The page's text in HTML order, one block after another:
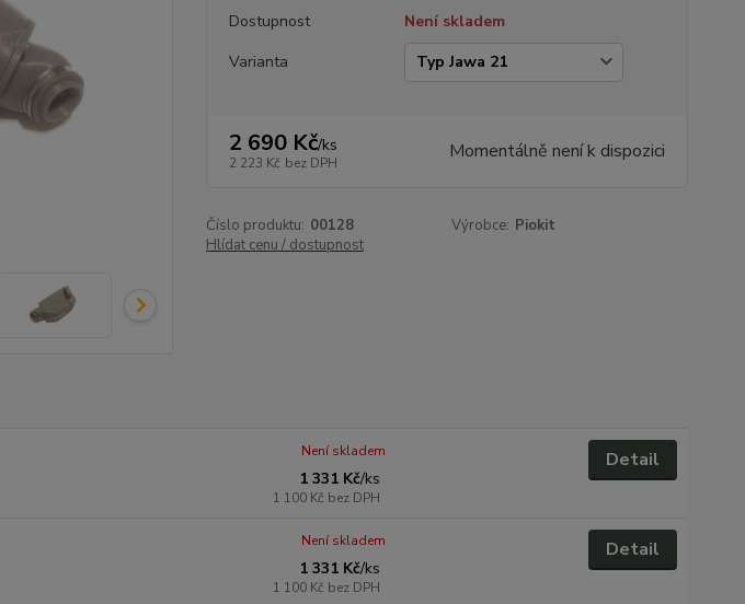
Dostupnost
Není skladem
Varianta
2 690 Kč/ks
2 223 Kč bez DPH Momentálně není k dispozici
Číslo produktu: 00128 Výrobce: Piokit
Hlídat cenu / dostupnost
1 331 Kč/ks
1 100 Kč bez DPH
Není skladem Detail
1 331 Kč/ks
1 100 Kč bez DPH
Není skladem Detail